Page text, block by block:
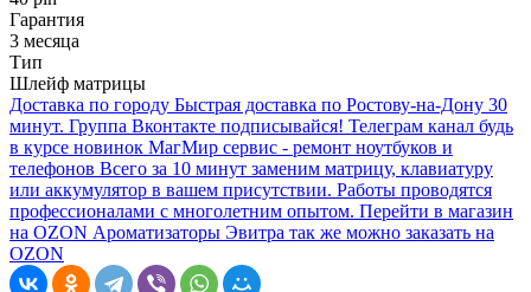
Гарантия
3 месяца
Тип
Шлейф матрицы
Доставка по городу Быстрая доставка по Ростову-на-Дону 30
минут. Группа Вконтакте подписывайся! Телеграм канал будь
в курсе новинок МагМир сервис - ремонт ноутбуков и
телефонов Всего за 10 минут заменим матрицу, клавиатуру
или аккумулятор в вашем присутствии. Работы проводятся
профессионалами с многолетним опытом. Перейти в магазин
на OZON Ароматизаторы Эвитра так же можно заказать на
OZON